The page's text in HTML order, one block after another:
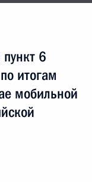
6
итогам
мобильной